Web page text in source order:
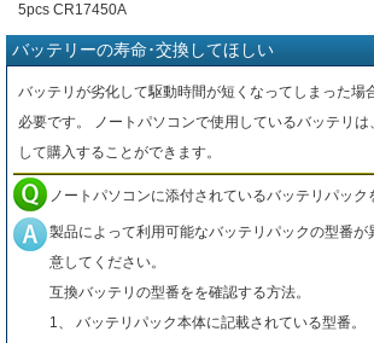
5pcs CR17450A
バッテリーの寿命･交換してほしい
バッテリが劣化して駆動時間が短くなってしまった場
必要です。 ノートパソコンで使用しているバッテリ
して購入することができます。
ノートパソコンに添付されているバッテリパック
製品によって利用可能なバッテリパックの型番が
意してください。
互換バッテリの型番をを確認する方法。
1、 バッテリパック本体に記載されている型番。